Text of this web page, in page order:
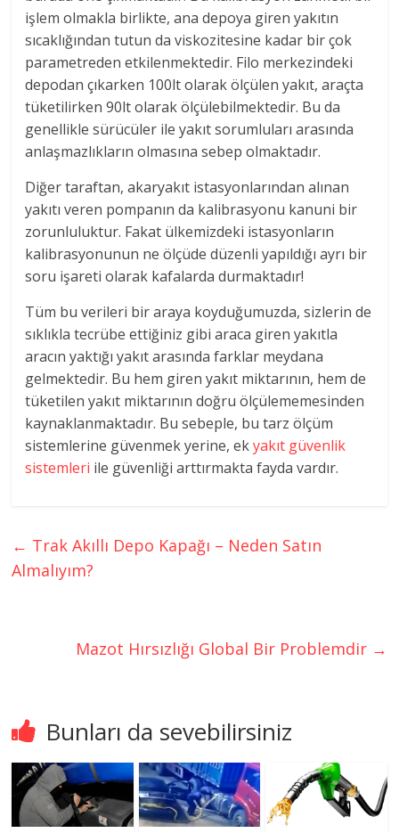
işlem olmakla birlikte, ana depoya giren yakıtın
sıcaklığından tutun da viskozitesine kadar bir çok
parametreden etkilenmektedir. Filo merkezindeki
depodan çıkarken 100lt olarak ölçülen yakıt, araçta
tüketilirken 90lt olarak ölçülebilmektedir. Bu da
genellikle sürücüler ile yakıt sorumluları arasında
anlaşmazlıkların olmasına sebep olmaktadır.
Diğer taraftan, akaryakıt istasyonlarından alınan
yakıtı veren pompanın da kalibrasyonu kanuni bir
zorunluluktur. Fakat ülkemizdeki istasyonların
kalibrasyonunun ne ölçüde düzenli yapıldığı ayrı bir
soru işareti olarak kafalarda durmaktadır!
Tüm bu verileri bir araya koyduğumuzda, sizlerin de
sıklıkla tecrübe ettiğiniz gibi araca giren yakıtla
aracın yaktığı yakıt arasında farklar meydana
gelmektedir. Bu hem giren yakıt miktarının, hem de
tüketilen yakıt miktarının doğru ölçülememesinden
kaynaklanmaktadır. Bu sebeple, bu tarz ölçüm
sistemlerine güvenmek yerine, ekyakıt güvenlik
sistemleri ile güvenliği arttırmakta fayda vardır.
← Trak Akıllı Depo Kapağı – Neden Satın
Almalıyım?
Mazot Hırsızlığı Global Bir Problemdir →
Bunları da sevebilirsiniz